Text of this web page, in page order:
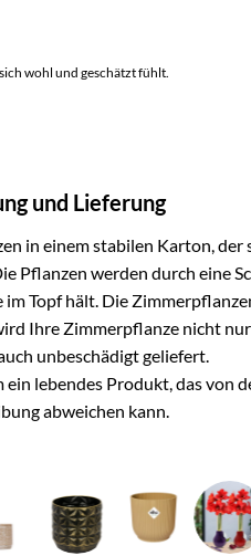
wohl und geschätzt fühlt.
und Lieferung
in einem stabilen Karton, der
Pflanzen werden durch eine
Topf hält. Die
Ihre Zimmerpflanze nicht
unbeschädigt geliefert.
ein lebendes Produkt, das von
abweichen kann.